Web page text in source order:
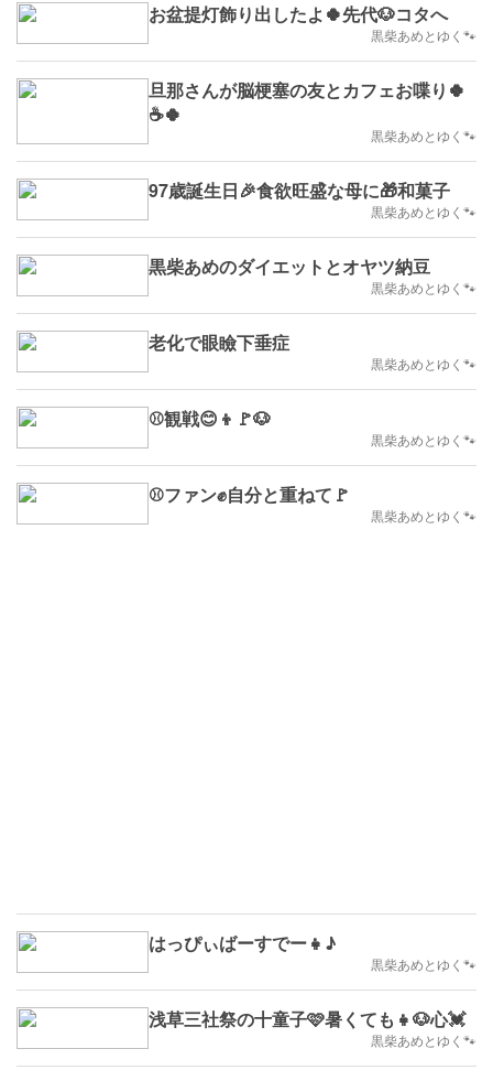
お盆提灯飾り出したよ🍀先代🐶コタへ
黒柴あめとゆく🐾
旦那さんが脳梗塞の友とカフェお喋り🍀
☕🍀
黒柴あめとゆく🐾
97歳誕生日🎉食欲旺盛な母に🎁和菓子
黒柴あめとゆく🐾
黒柴あめのダイエットとオヤツ納豆
黒柴あめとゆく🐾
老化で眼瞼下垂症
黒柴あめとゆく🐾
⚾️観戦😊👦🚩🐶
黒柴あめとゆく🐾
⚾️ファン✊自分と重ねて🚩
黒柴あめとゆく🐾
はっぴぃばーすでー👧♪
黒柴あめとゆく🐾
浅草三社祭の十童子🩷暑くても👧🐶心💓
黒柴あめとゆく🐾